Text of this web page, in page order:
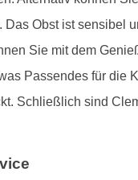
Obst ist sensibel
Sie mit dem
Passendes für die
Schließlich sind